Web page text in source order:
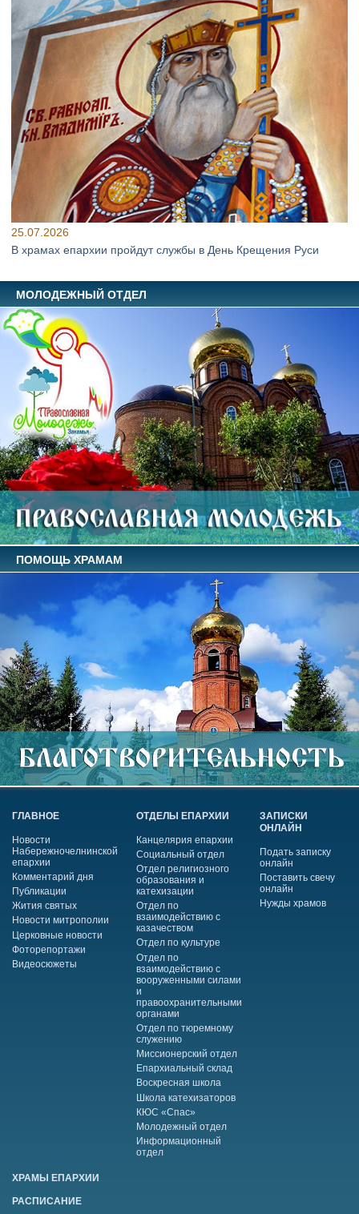
25.07.2026
В храмах епархии пройдут службы в День Крещения Руси
МОЛОДЕЖНЫЙ ОТДЕЛ
ПОМОЩЬ ХРАМАМ
ГЛАВНОЕ
Новости
Набережночелнинской
епархии
Комментарий дня
Публикации
Жития святых
Новости митрополии
Церковные новости
Фоторепортажи
Видеосюжеты
ОТДЕЛЫ ЕПАРХИИ
Канцелярия епархии
Социальный отдел
Отдел религиозного
образования и
катехизации
Отдел по
взаимодействию с
казачеством
Отдел по культуре
Отдел по
взаимодействию с
вооруженными силами
и
правоохранительными
органами
Отдел по тюремному
служению
Миссионерский отдел
Епархиальный склад
Воскресная школа
Школа катехизаторов
КЮС «Спас»
Молодежный отдел
Информационный
отдел
ЗАПИСКИ
ОНЛАЙН
Подать записку
онлайн
Поставить свечу
онлайн
Нужды храмов
ХРАМЫ ЕПАРХИИ
РАСПИСАНИЕ